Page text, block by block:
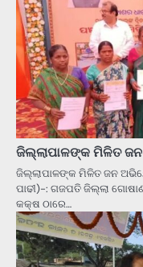
ଜିଲ୍ଲାପାଳଙ୍କ ମିଳିତ
ଜିଲ୍ଲାପାଳଙ୍କ ମିଳିତ ଜନ
ପାଢୀ)-: ଗଜପତି ଜିଲ୍ଲା
କକ୍ଷ ଠାରେ…